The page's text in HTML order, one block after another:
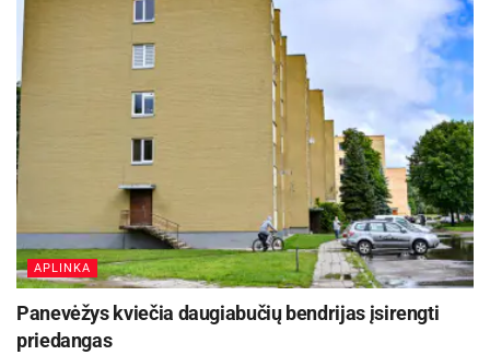
APLINKA
Panevėžys kviečia daugiabučių bendrijas įsirengti
priedangas